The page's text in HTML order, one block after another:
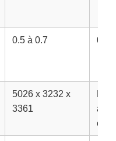
0.5 à 0.7 0.5
5026 x 3232 x
3361